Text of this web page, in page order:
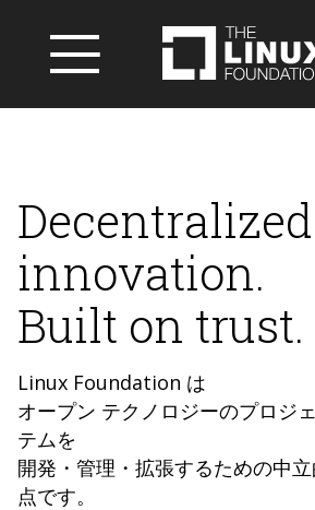
Decentralized
innovation.
Built on trust.
Linux Foundation は
オープン テクノロジーのプロジ
テムを
開発・管理・拡張するための中
点です。